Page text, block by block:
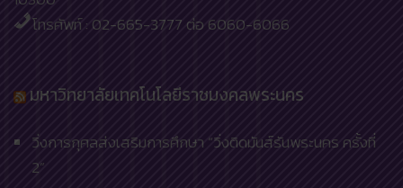
โทรศัพท์ : 02-665-3777 ต่อ 6060-6066
มหาวิทยาลัยเทคโนโลยีราชมงคลพระนคร
วิ่งการกุศลส่งเสริมการศึกษา “วิ่งติดมันส์รันพระนคร ครั้งที่
2”